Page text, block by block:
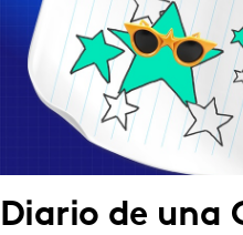
Diario de una